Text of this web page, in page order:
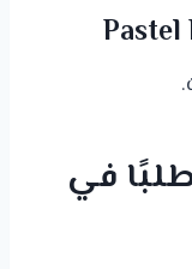
طلبًا في